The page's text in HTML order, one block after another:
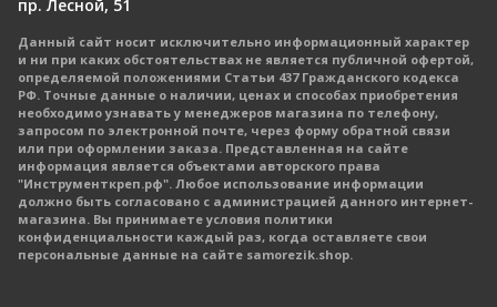
пр. Лесной, 51
Данный сайт носит исключительно информационный характер
и ни при каких обстоятельствах не является публичной офертой,
определяемой положениями Статьи 437 Гражданского кодекса
РФ. Точные данные о наличии, ценах и способах приобретения
необходимо узнавать у менеджеров магазина по телефону,
запросом по электронной почте, через форму обратной связи
или при оформлении заказа. Представленная на сайте
информация является объектами авторского права
"Инструменткреп.рф". Любое использование информации
должно быть согласовано с администрацией данного интернет-
магазина. Вы принимаете условия политики
конфиденциальности каждый раз, когда оставляете свои
персональные данные на сайте samorezik.shop.